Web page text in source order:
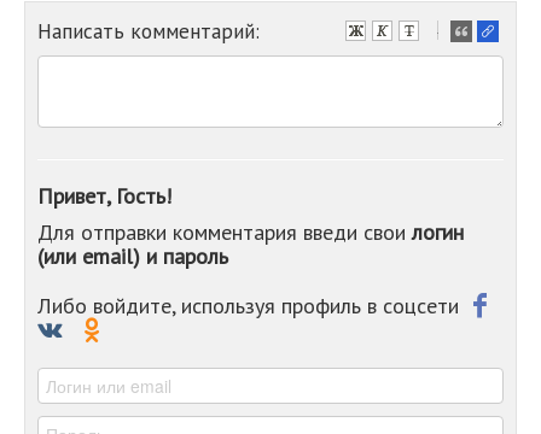
Написать комментарий:
-
-
-
-
-
Привет, Гость!
Для отправки комментария введи своилогин
(или email) и пароль
Либо войдите, используя профиль в соцсети